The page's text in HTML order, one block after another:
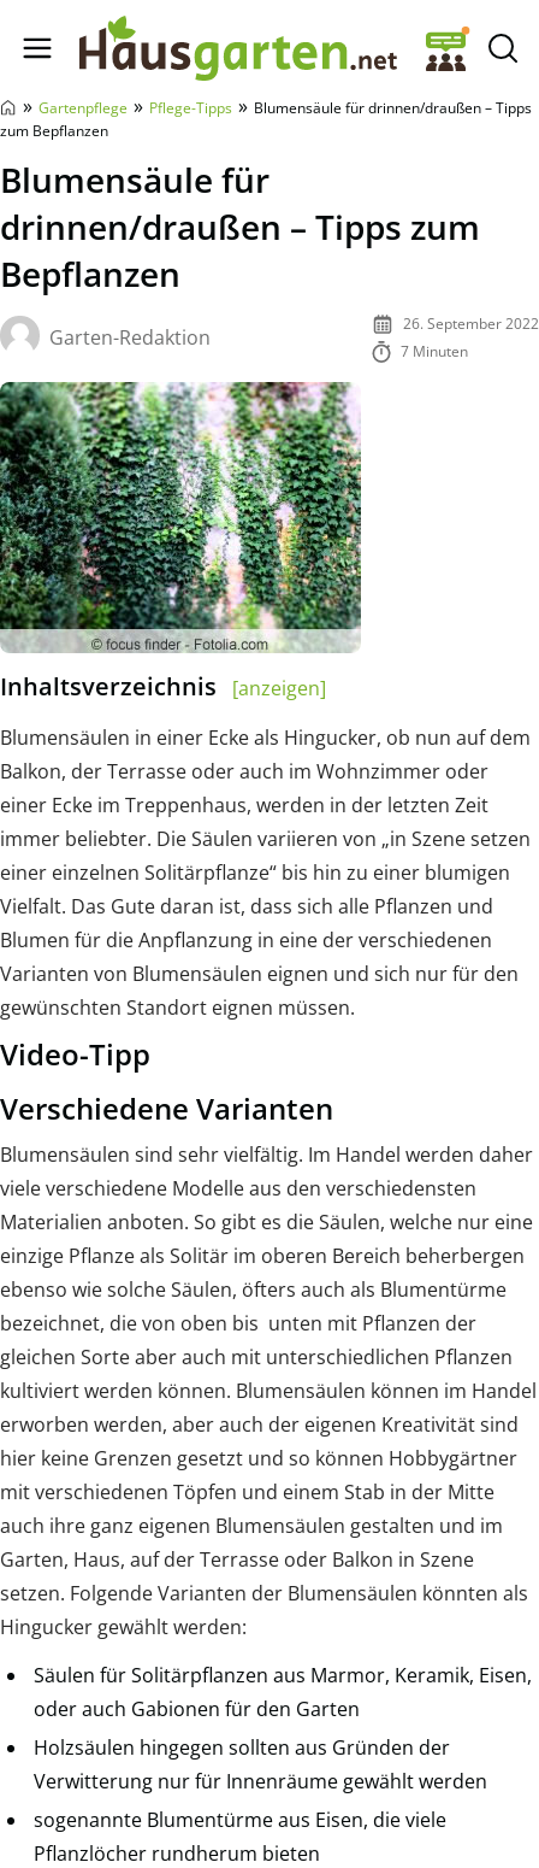
Hausgarten.net
» Gartenpflege » Pflege-Tipps » Blumensäule für drinnen/draußen – Tipps
zum Bepflanzen
Blumensäule für
drinnen/draußen – Tipps zum
Bepflanzen
Garten-Redaktion
26. September 2022
7 Minuten
Inhaltsverzeichnis
[anzeigen]
Blumensäulen in einer Ecke als Hingucker, ob nun auf dem
Balkon, der Terrasse oder auch im Wohnzimmer oder
einer Ecke im Treppenhaus, werden in der letzten Zeit
immer beliebter. Die Säulen variieren von „in Szene setzen
einer einzelnen Solitärpflanze“ bis hin zu einer blumigen
Vielfalt. Das Gute daran ist, dass sich alle Pflanzen und
Blumen für die Anpflanzung in eine der verschiedenen
Varianten von Blumensäulen eignen und sich nur für den
gewünschten Standort eignen müssen.
Video-Tipp
Verschiedene Varianten
Blumensäulen sind sehr vielfältig. Im Handel werden daher
viele verschiedene Modelle aus den verschiedensten
Materialien anboten. So gibt es die Säulen, welche nur eine
einzige Pflanze als Solitär im oberen Bereich beherbergen
ebenso wie solche Säulen, öfters auch als Blumentürme
bezeichnet, die von oben bis unten mit Pflanzen der
gleichen Sorte aber auch mit unterschiedlichen Pflanzen
kultiviert werden können. Blumensäulen können im Handel
erworben werden, aber auch der eigenen Kreativität sind
hier keine Grenzen gesetzt und so können Hobbygärtner
mit verschiedenen Töpfen und einem Stab in der Mitte
auch ihre ganz eigenen Blumensäulen gestalten und im
Garten, Haus, auf der Terrasse oder Balkon in Szene
setzen. Folgende Varianten der Blumensäulen könnten als
Hingucker gewählt werden:
Säulen für Solitärpflanzen aus Marmor, Keramik, Eisen,
oder auch Gabionen für den Garten
Holzsäulen hingegen sollten aus Gründen der
Verwitterung nur für Innenräume gewählt werden
sogenannte Blumentürme aus Eisen, die viele
Pflanzlöcher rundherum bieten